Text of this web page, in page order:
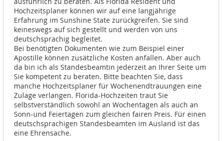
Hochzeitsplaner können wir auf eine langjährige
Erfahrung im Sunshine State zurückgreifen. Sie sind
keineswegs auf sich gestellt und werden von uns
deutschsprachig begleitet.
Bei benötigten Dokumenten wie zum Beispiel einer
Apostille können zusätzliche Kosten anfallen. Aber auch
da bin ich als Standesbeamtin jederzeit an Ihrer Seite um
Sie kompetent zu beraten. Bitte beachten Sie, dass
manche Hochzeitsplaner für Wochenendtrauungen eine
Zulage verlangen. Florida-Hochzeiten traut Sie
selbstverständlich sowohl an Wochentagen als auch an
Sonn-und Feiertagen zum gleichen fairen Preis. Für einen
deutschsprachigen Standesbeamten im Ausland ist das
eine Ehrensache.